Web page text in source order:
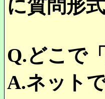
に質問形
Q.どこで
A.ネット